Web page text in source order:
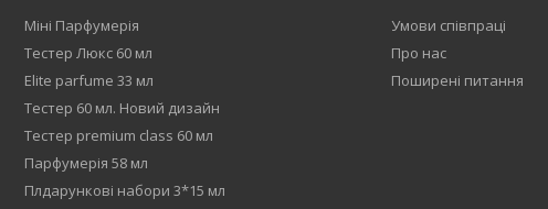
Міні Парфумерія
Тестер Люкс 60 мл
Elite parfume 33 мл
Тестер 60 мл. Новий дизайн
Тестер premium class 60 мл
Парфумерія 58 мл
Плдарункові набори 3*15 мл
Умови співпраці
Про нас
Поширені питання